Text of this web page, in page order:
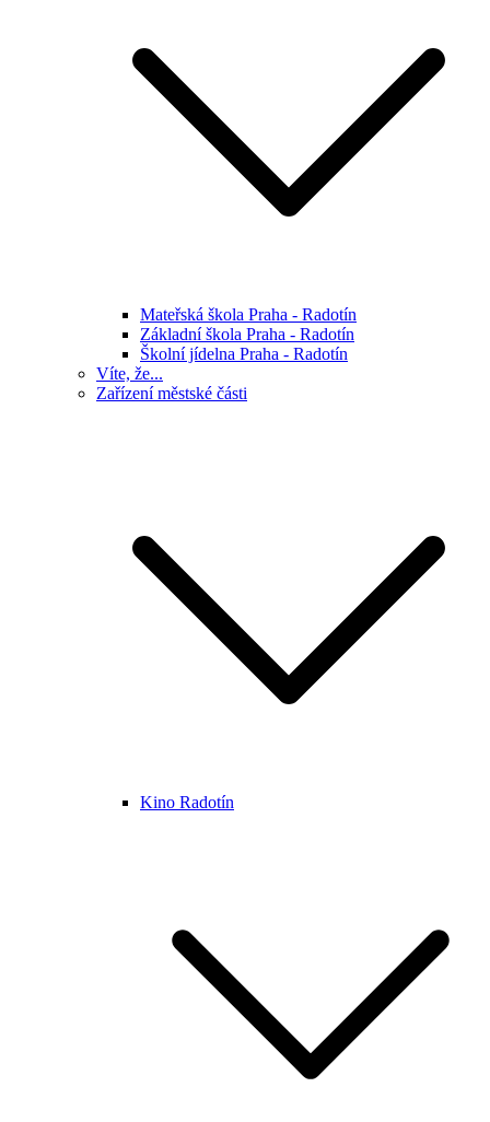
Mateřská škola Praha - Radotín
Základní škola Praha - Radotín
Školní jídelna Praha - Radotín
Víte, že...
Zařízení městské části
Kino Radotín